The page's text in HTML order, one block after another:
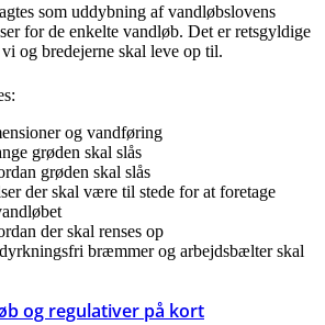
som uddybning af vandløbslovens
for de enkelte vandløb. Det er retsgyldige
og bredejerne skal leve op til.
og vandføring
grøden skal slås
grøden skal slås
der skal være til stede for at foretage
der skal renses op
bræmmer og arbejdsbælter skal
og regulativer på kort